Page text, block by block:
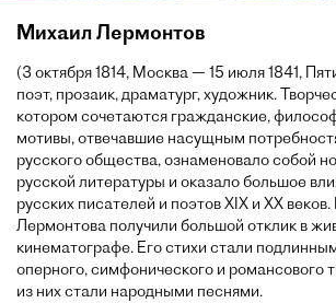
Михаил Лермонтов
(3 октября 1814, Москва — 15 июля 1841,
поэт, прозаик, драматург, художник.
котором сочетаются гражданские,
мотивы, отвечавшие насущным
русского общества, ознаменовало собой
русской литературы и оказало большое
русских писателей и поэтов XIX и XX
Лермонтова получили большой отклик в
кинематографе. Его стихи стали
оперного, симфонического и романсового
из них стали народными песнями.